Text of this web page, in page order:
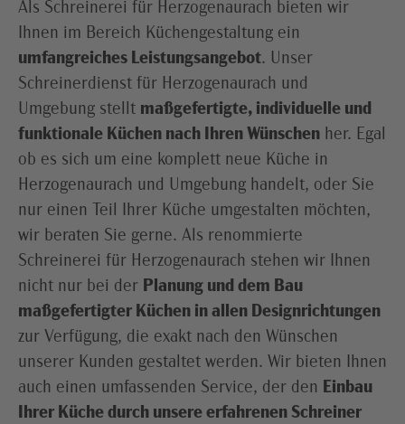
Als Schreinerei für Herzogenaurach bieten wir
Ihnen im Bereich Küchengestaltung ein
umfangreiches Leistungsangebot. Unser
Schreinerdienst für Herzogenaurach und
Umgebung stellt maßgefertigte, individuelle und
funktionale Küchen nach Ihren Wünschen her. Egal
ob es sich um eine komplett neue Küche in
Herzogenaurach und Umgebung handelt, oder Sie
nur einen Teil Ihrer Küche umgestalten möchten,
wir beraten Sie gerne. Als renommierte
Schreinerei für Herzogenaurach stehen wir Ihnen
nicht nur bei der Planung und dem Bau
maßgefertigter Küchen in allen Designrichtungen
zur Verfügung, die exakt nach den Wünschen
unserer Kunden gestaltet werden. Wir bieten Ihnen
auch einen umfassenden Service, der den Einbau
Ihrer Küche durch unsere erfahrenen Schreiner